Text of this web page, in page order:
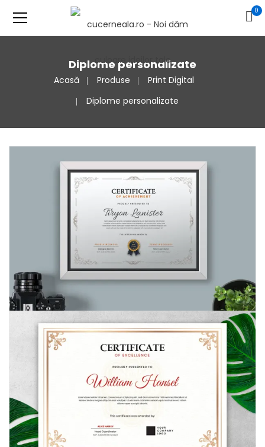
0
Diplome personalizate
Acasă Produse
Print Digital
Diplome personalizate